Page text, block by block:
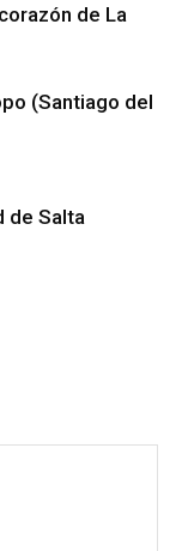
de La
(Santiago del
de Salta